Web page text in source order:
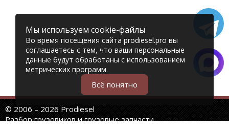
© 2006 – 2026 Prodiesel
Разбор грузовиков и грузовые запчасти
Мы используем cookie-файлы
Во время посещения сайта prodiesel.pro вы
соглашаетесь с тем, что ваши персональные
данные будут обработаны с использованием
метрических программ.
Всё понятно